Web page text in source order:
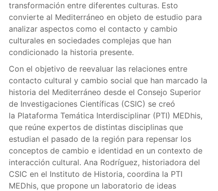
transformación entre diferentes culturas. Esto
convierte al Mediterráneo en objeto de estudio para
analizar aspectos como el contacto y cambio
culturales en sociedades complejas que han
condicionado la historia presente.
Con el objetivo de reevaluar las relaciones entre
contacto cultural y cambio social que han marcado la
historia del Mediterráneo desde el Consejo Superior
de Investigaciones Científicas (CSIC) se creó
la Plataforma Temática Interdisciplinar (PTI) MEDhis,
que reúne expertos de distintas disciplinas que
estudian el pasado de la región para repensar los
conceptos de cambio e identidad en un contexto de
interacción cultural. Ana Rodríguez, historiadora del
CSIC en el Instituto de Historia, coordina la PTI
MEDhis, que propone un laboratorio de ideas